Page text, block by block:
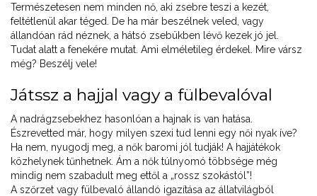
Természetesen nem minden nő, aki zsebre teszi a kezét,
feltétlenül akar téged. De ha már beszélnek veled, vagy
állandóan rád néznek, a hátsó zsebükben lévő kezek jó jel.
Tudat alatt a fenekére mutat. Ami elméletileg érdekel. Mire vársz
még? Beszélj vele!
Játssz a hajjal vagy a fülbevalóval
A nadrágzsebekhez hasonlóan a hajnak is van hatása.
Észrevetted már, hogy milyen szexi tud lenni egy női nyak íve?
Ha nem, nyugodj meg, a nők baromi jól tudják! A hajjátékok
közhelynek tűnhetnek. Ám a nők túlnyomó többsége még
mindig nem szabadult meg ettől a „rossz szokástól”!
A szőrzet vagy fülbevaló állandó igazítása az állatvilágból